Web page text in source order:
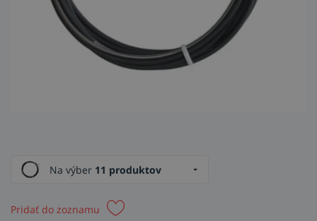
Na výber 11 produktov
Pridať do zoznamu